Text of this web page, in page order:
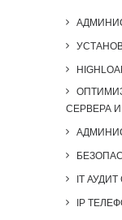
СЕРВЕРА
IT
IP